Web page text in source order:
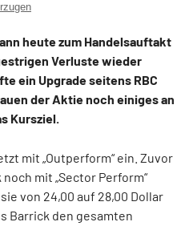
heute zum Handelsauftakt
Verluste wieder
ein Upgrade seitens RBC
der Aktie noch einiges an
Kursziel.
mit „Outperform“ ein. Zuvor
mit „Sector Perform“
von 24,00 auf 28,00 Dollar
Barrick den gesamten